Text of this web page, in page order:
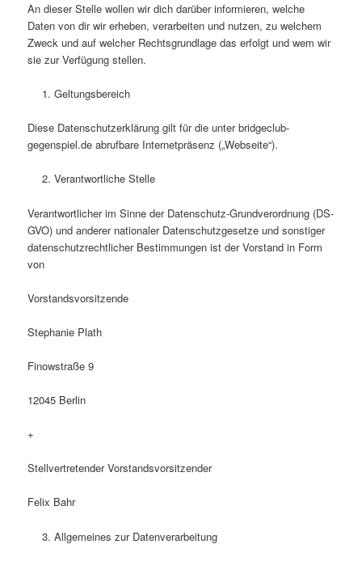
An dieser Stelle wollen wir dich darüber informieren, welche
Daten von dir wir erheben, verarbeiten und nutzen, zu welchem
Zweck und auf welcher Rechtsgrundlage das erfolgt und wem wir
sie zur Verfügung stellen.
Geltungsbereich
Diese Datenschutzerklärung gilt für die unter bridgeclub-
gegenspiel.de abrufbare Internetpräsenz („Webseite“).
Verantwortliche Stelle
Verantwortlicher im Sinne der Datenschutz-Grundverordnung (DS-
GVO) und anderer nationaler Datenschutzgesetze und sonstiger
datenschutzrechtlicher Bestimmungen ist der Vorstand in Form
von
Vorstandsvorsitzende
Stephanie Plath
Finowstraße 9
12045 Berlin
+
Stellvertretender Vorstandsvorsitzender
Felix Bahr
Allgemeines zur Datenverarbeitung